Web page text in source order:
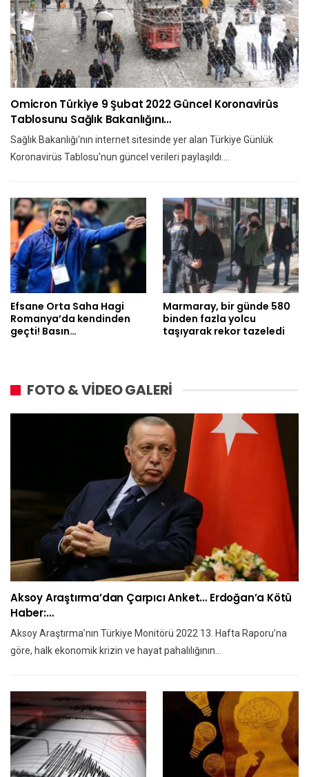
Omicron Türkiye 9 Şubat 2022 Güncel Koronavirüs
Tablosunu Sağlık Bakanlığını…
Sağlık Bakanlığı'nın internet sitesinde yer alan Türkiye Günlük
Koronavirüs Tablosu'nun güncel verileri paylaşıldı.…
Efsane Orta Saha Hagi
Romanya’da kendinden
geçti! Basın…
Marmaray, bir günde 580
binden fazla yolcu
taşıyarak rekor tazeledi
FOTO & VİDEO GALERİ
Aksoy Araştırma’dan Çarpıcı Anket… Erdoğan’a Kötü
Haber:…
Aksoy Araştırma’nın Türkiye Monitörü 2022 13. Hafta Raporu’na
göre, halk ekonomik krizin ve hayat pahalılığının…